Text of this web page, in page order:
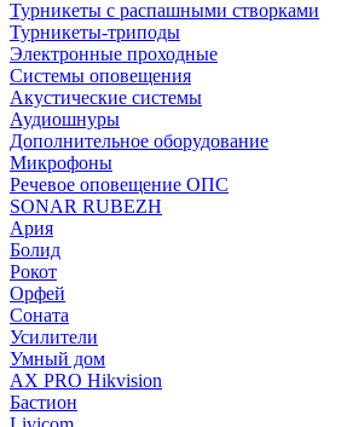
Турникеты с распашными створками
Турникеты-триподы
Электронные проходные
Системы оповещения
Акустические системы
Аудиошнуры
Дополнительное оборудование
Микрофоны
Речевое оповещение ОПС
SONAR RUBEZH
Ария
Болид
Рокот
Орфей
Соната
Усилители
Умный дом
AX PRO Hikvision
Бастион